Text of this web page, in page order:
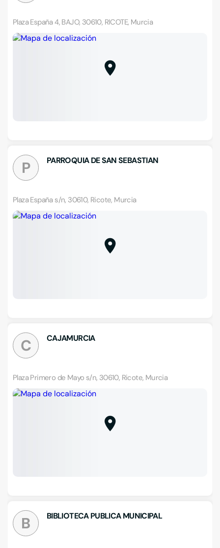
Plaza España 4, BAJO, 30610, RICOTE, Murcia
P PARROQUIA DE SAN SEBASTIAN
Plaza España s/n, 30610, Ricote, Murcia
C CAJAMURCIA
Plaza Primero de Mayo s/n, 30610, Ricote, Murcia
B BIBLIOTECA PUBLICA MUNICIPAL